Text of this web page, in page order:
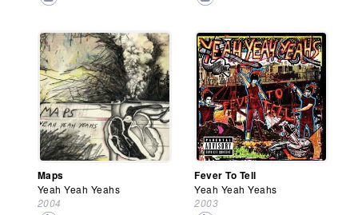
Maps
Yeah Yeah Yeahs
2004
Fever To Tell
Yeah Yeah Yeahs
2003